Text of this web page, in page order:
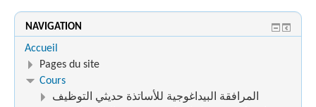
NAVIGATION
Accueil
Pages du site
Cours
المرافقة البيداغوجية للأساتذة حديثي التوظيف